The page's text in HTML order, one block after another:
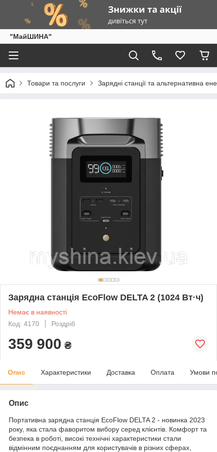
"МайШИНА"
Товари та послуги Зарядні станції та альтернативна
Зарядна станція EcoFlow DELTA 2 (1024 Вт·ч)
Немає в наявності
Код: 4170
Роздріб
359 900 ₴
Опис Характеристики Доставка Оплата Умови
Опис
Портативна зарядна станція EcoFlow DELTA 2 - новинка 2023
року, яка стала фаворитом вибору серед клієнтів. Комфорт та
безпека в роботі, високі технічні характеристики стали
відмінним поєднанням для користувачів в різних сферах,